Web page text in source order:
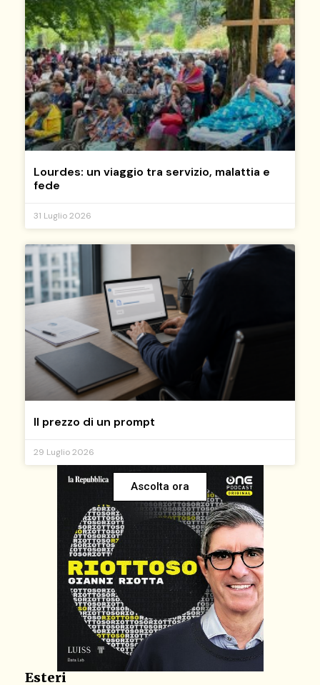
Lourdes: un viaggio tra servizio, malattia e
fede
31 Luglio 2026
Il prezzo di un prompt
29 Luglio 2026
Ascolta ora
Esteri